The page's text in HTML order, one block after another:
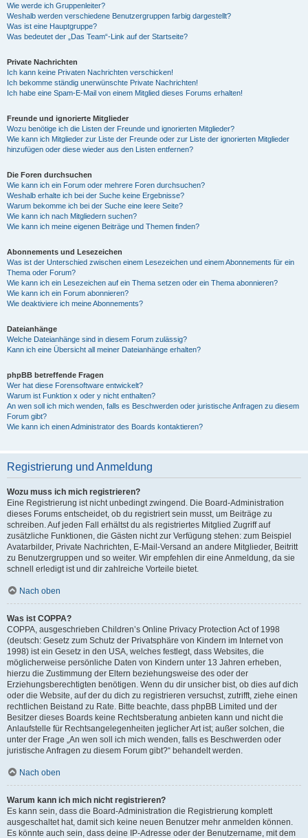
Wie werde ich Gruppenleiter?
Weshalb werden verschiedene Benutzergruppen farbig dargestellt?
Was ist eine Hauptgruppe?
Was bedeutet der „Das Team“-Link auf der Startseite?
Private Nachrichten
Ich kann keine Privaten Nachrichten verschicken!
Ich bekomme ständig unerwünschte Private Nachrichten!
Ich habe eine Spam-E-Mail von einem Mitglied dieses Forums erhalten!
Freunde und ignorierte Mitglieder
Wozu benötige ich die Listen der Freunde und ignorierten Mitglieder?
Wie kann ich Mitglieder zur Liste der Freunde oder zur Liste der ignorierten Mitglieder
hinzufügen oder diese wieder aus den Listen entfernen?
Die Foren durchsuchen
Wie kann ich ein Forum oder mehrere Foren durchsuchen?
Weshalb erhalte ich bei der Suche keine Ergebnisse?
Warum bekomme ich bei der Suche eine leere Seite?
Wie kann ich nach Mitgliedern suchen?
Wie kann ich meine eigenen Beiträge und Themen finden?
Abonnements und Lesezeichen
Was ist der Unterschied zwischen einem Lesezeichen und einem Abonnements für ein
Thema oder Forum?
Wie kann ich ein Lesezeichen auf ein Thema setzen oder ein Thema abonnieren?
Wie kann ich ein Forum abonnieren?
Wie deaktiviere ich meine Abonnements?
Dateianhänge
Welche Dateianhänge sind in diesem Forum zulässig?
Kann ich eine Übersicht all meiner Dateianhänge erhalten?
phpBB betreffende Fragen
Wer hat diese Forensoftware entwickelt?
Warum ist Funktion x oder y nicht enthalten?
An wen soll ich mich wenden, falls es Beschwerden oder juristische Anfragen zu diesem
Forum gibt?
Wie kann ich einen Administrator des Boards kontaktieren?
Registrierung und Anmeldung
Wozu muss ich mich registrieren?
Eine Registrierung ist nicht unbedingt zwingend. Die Board-Administration
dieses Forums entscheidet, ob du registriert sein musst, um Beiträge zu
schreiben. Auf jeden Fall erhältst du als registriertes Mitglied Zugriff auf
zusätzliche Funktionen, die Gästen nicht zur Verfügung stehen: zum Beispiel
Avatarbilder, Private Nachrichten, E-Mail-Versand an andere Mitglieder, Beitritt
zu Benutzergruppen und so weiter. Wir empfehlen dir eine Anmeldung, da sie
schnell erledigt ist und dir zahlreiche Vorteile bietet.
Nach oben
Was ist COPPA?
COPPA, ausgeschrieben Children’s Online Privacy Protection Act of 1998
(deutsch: Gesetz zum Schutz der Privatsphäre von Kindern im Internet von
1998) ist ein Gesetz in den USA, welches festlegt, dass Websites, die
möglicherweise persönliche Daten von Kindern unter 13 Jahren erheben,
hierzu die Zustimmung der Eltern beziehungsweise des oder der
Erziehungsberechtigten benötigen. Wenn du dir unsicher bist, ob dies auf dich
oder die Website, auf der du dich zu registrieren versuchst, zutrifft, ziehe einen
rechtlichen Beistand zu Rate. Bitte beachte, dass phpBB Limited und der
Besitzer dieses Boards keine Rechtsberatung anbieten kann und nicht die
Anlaufstelle für Rechtsangelegenheiten jeglicher Art ist; außer solchen, die
unter der Frage „An wen soll ich mich wenden, falls es Beschwerden oder
juristische Anfragen zu diesem Forum gibt?“ behandelt werden.
Nach oben
Warum kann ich mich nicht registrieren?
Es kann sein, dass die Board-Administration die Registrierung komplett
ausgeschaltet hat, damit sich keine neuen Benutzer mehr anmelden können.
Es könnte auch sein, dass deine IP-Adresse oder der Benutzername, mit dem